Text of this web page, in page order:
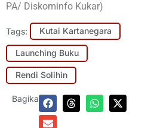
PA/ Diskominfo Kukar)
Tags: Kutai Kartanegara
Launching Buku
Rendi Solihin
Bagikan: